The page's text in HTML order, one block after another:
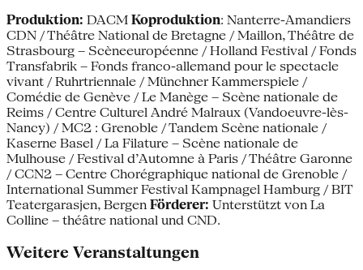
Produktion: DACM Koproduktion: Nanterre-Amandiers
CDN / Théâtre National de Bretagne / Maillon, Théâtre de
Strasbourg – Scèneeuropéenne / Holland Festival / Fonds
Transfabrik – Fonds franco-allemand pour le spectacle
vivant / Ruhrtriennale / Münchner Kammerspiele /
Comédie de Genève / Le Manège – Scène nationale de
Reims / Centre Culturel André Malraux (Vandoeuvre-lès-
Nancy) / MC2 : Grenoble / Tandem Scène nationale /
Kaserne Basel / La Filature – Scène nationale de
Mulhouse / Festival d’Automne à Paris / Théâtre Garonne
/ CCN2 – Centre Chorégraphique national de Grenoble /
International Summer Festival Kampnagel Hamburg / BIT
Teatergarasjen, Bergen Förderer: Unterstützt von La
Colline – théâtre national und CND.
Weitere Veranstaltungen